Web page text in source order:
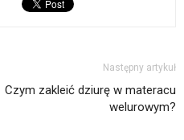
Następny artykuł
Czym zakleić dziurę w materacu
welurowym?